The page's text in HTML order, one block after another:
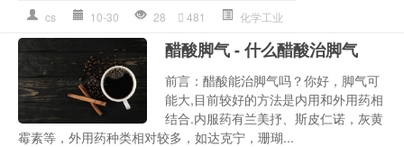
cs 10-30 28 481 化学工业
醋酸脚气 - 什么醋酸治脚气
前言：醋酸能治脚气吗？你好，脚气可
能大,目前较好的方法是内用和外用药相
结合.内服药有兰美抒、斯皮仁诺，灰黄
霉素等，外用药种类相对较多，如达克宁，珊瑚...